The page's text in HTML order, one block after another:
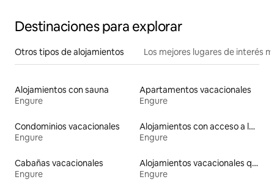
Destinaciones para explorar
Otros tipos de alojamientos Los mejores lugares de interés
Alojamientos con sauna
Engure
Apartamentos vacacionales
Engure
Condominios vacacionales
Engure
Alojamientos con acceso a la playa
Engure
Cabañas vacacionales
Engure
Alojamientos vacacionales que admiten mascotas
Engure